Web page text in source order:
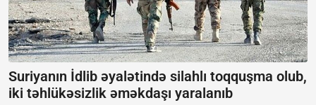
Suriyanın İdlib əyalətində silahlı toqquşma olub,
iki təhlükəsizlik əməkdaşı yaralanıb